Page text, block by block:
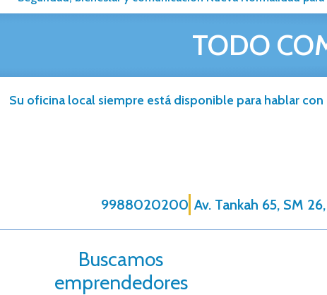
TODO
Su oficina local siempre está disponible para hablar
9988020200 Av. Tankah 65, SM
Buscamos
emprendedores